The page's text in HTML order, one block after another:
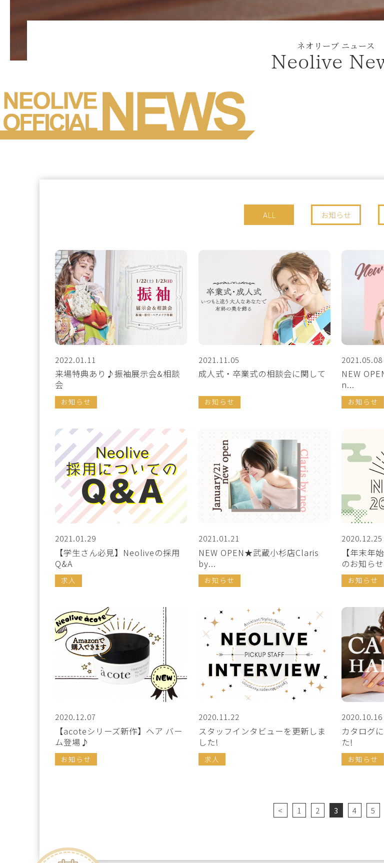
ネオリーブ ニュース
Neolive
ALL お知らせ
2022.01.11
来場特典あり♪振袖展示会&相談
会
お知らせ
2021.11.05
成人式・卒業式の相談会に関して
お知らせ
2021.05.08
NEW
n...
お知らせ
2021.01.29
【学生さん必見】Neoliveの採用
Q&A
求人
2021.01.21
NEW OPEN★武蔵小杉店Claris
by...
お知らせ
2020.12.25
【年末年
のお知らせ
お知らせ
2020.12.07
【acoteシリーズ新作】ヘア バー
ム登場♪
お知らせ
2020.11.22
スタッフインタビューを更新しま
した!
求人
2020.10.16
カタログ
た!
お知らせ
< 1 2 3 4 5